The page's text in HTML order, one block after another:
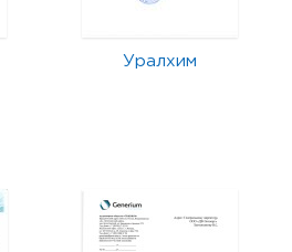
Уралхим